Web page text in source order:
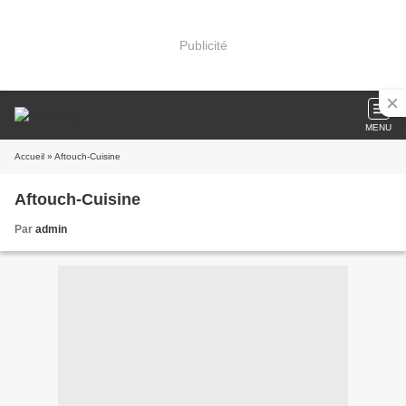
Publicité
MENU
Accueil » Aftouch-Cuisine
Aftouch-Cuisine
Par admin